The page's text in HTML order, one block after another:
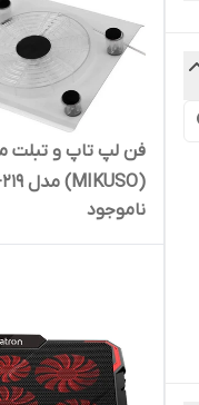
فن لپ تاپ و تبلت
(MIKUSO) مدل NCP-219
ناموجود